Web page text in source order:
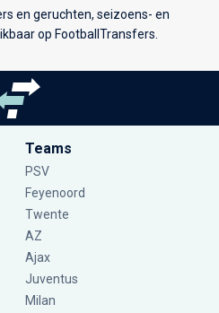
en geruchten, seizoens- en
op FootballTransfers.
Teams
PSV
Feyenoord
Twente
AZ
Ajax
Juventus
Milan